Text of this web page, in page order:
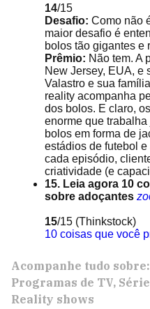
14/15
Desafio: Como não
maior desafio é
bolos tão gigantes e
Prêmio: Não tem. A
New Jersey, EUA, e
Valastro e sua
reality acompanha
dos bolos. E claro,
enorme que
bolos em forma de
estádios de futebol
cada episódio,
criatividade (e
15. Leia agora 10
sobre adoçantes
15/15 (Thinkstock)
10 coisas que você
Acompanhe tudo sobre:
Programas de TV
Reality shows